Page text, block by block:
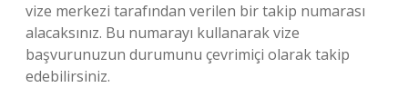
vize merkezi tarafından verilen bir takip numarası
alacaksınız. Bu numarayı kullanarak vize
başvurunuzun durumunu çevrimiçi olarak takip
edebilirsiniz.